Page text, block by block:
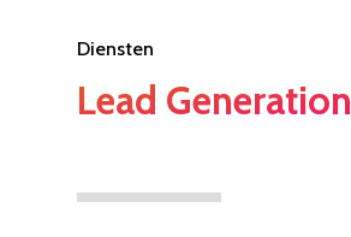
Diensten
Lead Generation